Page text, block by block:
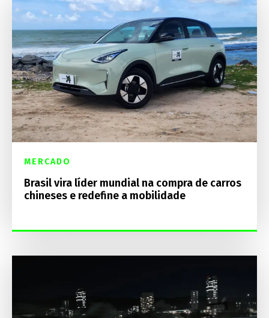
MERCADO
Brasil vira líder mundial na compra de carros
chineses e redefine a mobilidade